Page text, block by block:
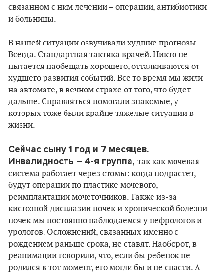
связанном с ним лечении – операции, антибиотики
и больницы.
В нашей ситуации озвучивали худшие прогнозы.
Всегда. Стандартная тактика врачей. Никто не
пытается наобещать хорошего, отталкиваются от
худшего развития событий. Все то время мы жили
на автомате, в вечном страхе от того, что будет
дальше. Справляться помогали знакомые, у
которых тоже были крайне тяжелые ситуации в
жизни.
Сейчас сыну 1 год и 7 месяцев.
Инвалидность – 4-я группа, так как мочевая
система работает через стомы: когда подрастет,
будут операции по пластике мочевого,
реимплантации мочеточников. Также из-за
кистозной дисплазии почек и хронической болезни
почек мы постоянно наблюдаемся у нефрологов и
урологов. Осложнений, связанных именно с
рождением раньше срока, не ставят. Наоборот, в
реанимации говорили, что, если бы ребенок не
родился в тот момент, его могли бы и не спасти. А